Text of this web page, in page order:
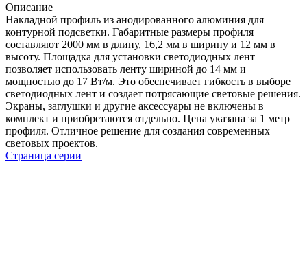
Описание
Накладной профиль из анодированного алюминия для
контурной подсветки. Габаритные размеры профиля
составляют 2000 мм в длину, 16,2 мм в ширину и 12 мм в
высоту. Площадка для установки светодиодных лент
позволяет использовать ленту шириной до 14 мм и
мощностью до 17 Вт/м. Это обеспечивает гибкость в выборе
светодиодных лент и создает потрясающие световые решения.
Экраны, заглушки и другие аксессуары не включены в
комплект и приобретаются отдельно. Цена указана за 1 метр
профиля. Отличное решение для создания современных
световых проектов.
Страница серии